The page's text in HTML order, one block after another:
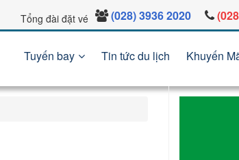
Tổng đài đặt vé (028) 3936 2020
Tuyến bay Tin tức du lịch Khuyến